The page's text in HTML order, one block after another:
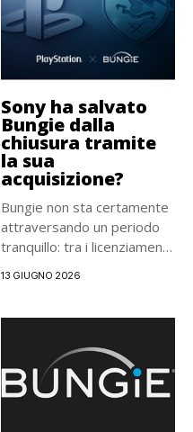
Sony ha salvato
Bungie dalla
chiusura tramite
la sua
acquisizione?
Bungie non sta certamente
attraversando un periodo
tranquillo: tra i licenziamenti,
13 GIUGNO 2026